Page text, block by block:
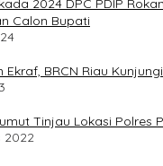
2024 DPC PDIP
Calon Bupati
Ekraf, BRCN Riau
Tinjau Lokasi Polres
2022